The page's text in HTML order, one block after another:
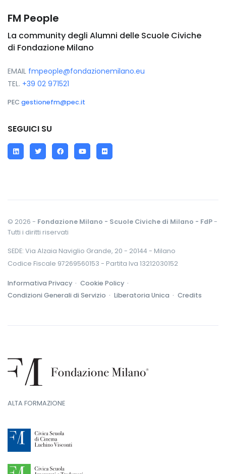
FM People
La community degli Alumni delle Scuole Civiche
di Fondazione Milano
EMAIL fmpeople@fondazionemilano.eu
TEL. +39 02 971521
PEC gestionefm@pec.it
SEGUICI SU
LinkedInTwitterFacebookYouTube
Flickr
© 2026 - Fondazione Milano - Scuole Civiche di Milano - FdP-
Tutti i diritti riservati
SEDE: Via Alzaia Naviglio Grande, 20 - 20144 - Milano
Codice Fiscale 97269560153 - Partita Iva 13212030152
Informativa Privacy · Cookie Policy ·
Condizioni Generali di Servizio · Liberatoria Unica · Credits
ALTA FORMAZIONE